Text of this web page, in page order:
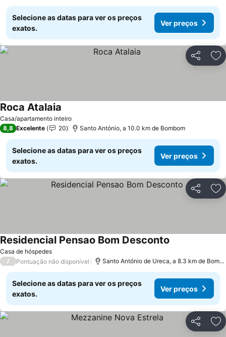
Selecione as datas para ver os preços
exatos.
Ver preços
Partilhar
Casa/apartamento inteiro
Roca Atalaia
8,8 Excelente 20 Santo António, a 10.0 km de Bombom
Selecione as datas para ver os preços
exatos.
Ver preços
Partilhar
Casa de hóspedes
Residencial Pensao Bom Desconto
/ Pontuação não disponível Santo António de Ureca, a 8.3 km de Bombom
Selecione as datas para ver os preços
exatos.
Ver preços
Partilhar